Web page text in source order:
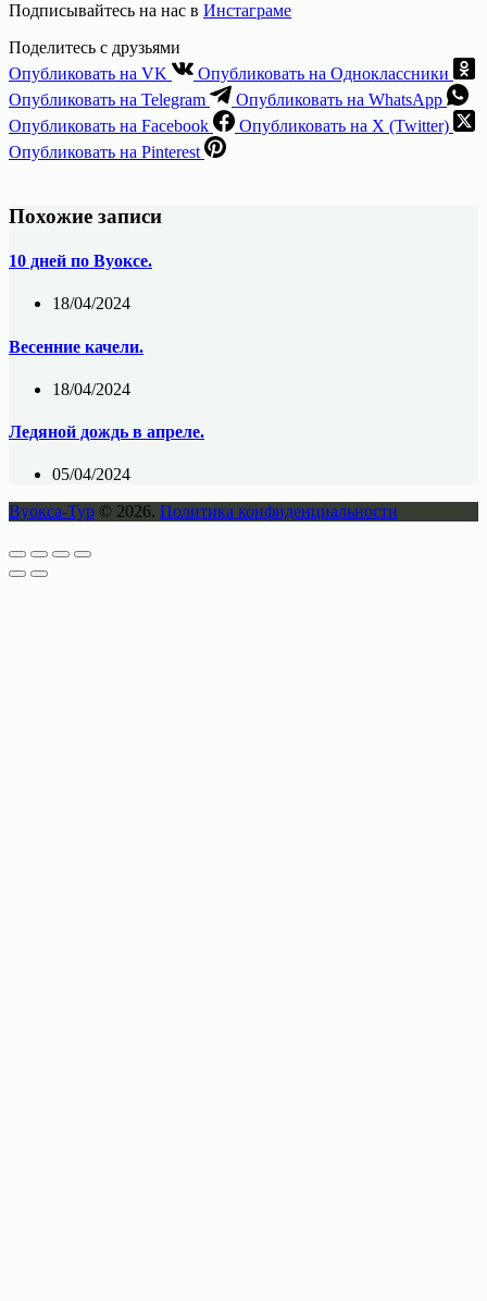
Подписывайтесь на нас в Инстаграме
Поделитесь с друзьями
Опубликовать на VK
Опубликовать на Одноклассники
Опубликовать на Telegram
Опубликовать на WhatsApp
Опубликовать на Facebook
Опубликовать на X (Twitter)
Опубликовать на Pinterest
Похожие записи
10 дней по Вуоксе.
18/04/2024
Весенние качели.
18/04/2024
Ледяной дождь в апреле.
05/04/2024
Вуокса-Тур © 2026. Политика конфиденциальности